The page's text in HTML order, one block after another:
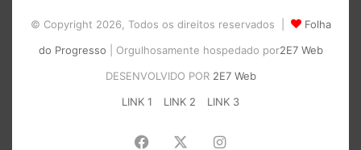
© Copyright 2026, Todos os direitos reservados |
Folha
do Progresso | Orgulhosamente hospedado por2E7 Web
DESENVOLVIDO POR 2E7 Web
LINK 1
LINK 2 LINK 3
Facebook Instagram